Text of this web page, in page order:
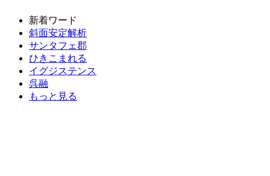
新着ワード
斜面安定解析
サンタフェ郡
ひきこまれる
イグジステンス
呉融
もっと見る